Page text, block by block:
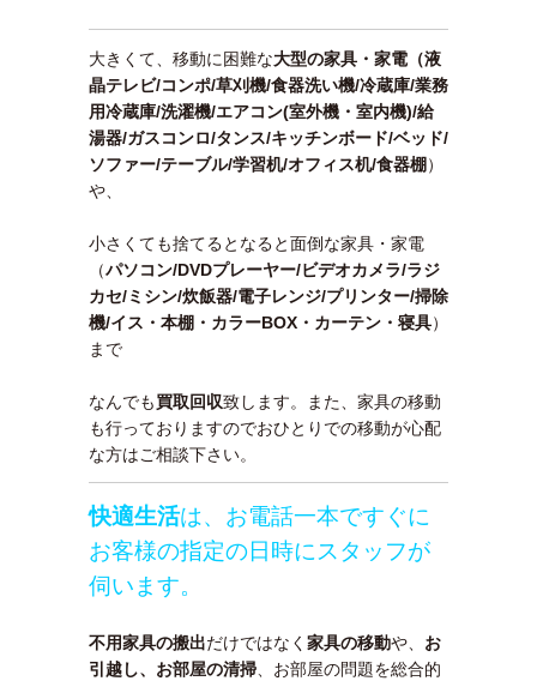
大きくて、移動に困難な大型の家具・家電（液
晶テレビ/コンポ/草刈機/食器洗い機/冷蔵庫/業務
用冷蔵庫/洗濯機/エアコン(室外機・室内機)/給
湯器/ガスコンロ/タンス/キッチンボード/ベッド/
ソファー/テーブル/学習机/オフィス机/食器棚 ）
や、
小さくても捨てるとなると面倒な家具・家電
（パソコン/DVDプレーヤー/ビデオカメラ/ラジ
カセ/ミシン/炊飯器/電子レンジ/プリンター/掃除
機/イス・本棚・カラーBOX・カーテン・寝具）
まで
なんでも買取回収致します。また、家具の移動
も行っておりますのでおひとりでの移動が心配
な方はご相談下さい。
快適生活は、お電話一本ですぐに
お客様の指定の日時にスタッフが
伺います。
不用家具の搬出だけではなく 家具の移動や、 お
引越し、お部屋の清掃 、お部屋の問題を総合的